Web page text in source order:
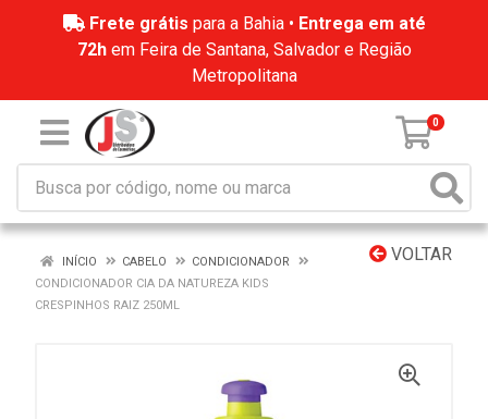
Frete grátis para a Bahia • Entrega em até
72hem Feira de Santana, Salvador e Região
Metropolitana
0
VOLTAR
INÍCIO CABELO
CONDICIONADOR
CONDICIONADOR CIA DA NATUREZA KIDS
CRESPINHOS RAIZ 250ML